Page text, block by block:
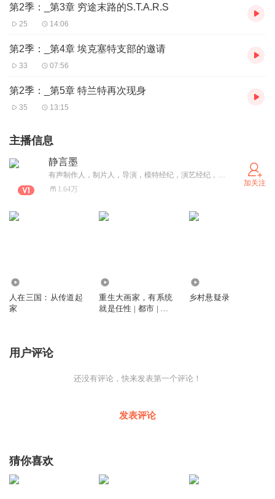
第2季：_第3章 穷途末路的S.T.A.R.S
25 14:06
第2季：_第4章 埃克塞特支部的邀请
33 07:56
第2季：_第5章 特兰特再次现身
35 13:15
主播信息
静言墨
有声制作人，制片人，导演，模特经纪，演艺经纪，资源统筹，活动策划与执行人，哲学探索者，喜欢深度思考，看有深度的书，结交有独特思想的人，用心传递一些价值与意义，构筑自己成一点有用处的磁场。
1.64万
加关注
人在三国：从传道起
家
重生大画家，有系统
就是任性 | 都市 | 逆
乡村悬疑录
用户评论
还没有评论，快来发表第一个评论！
发表评论
猜你喜欢